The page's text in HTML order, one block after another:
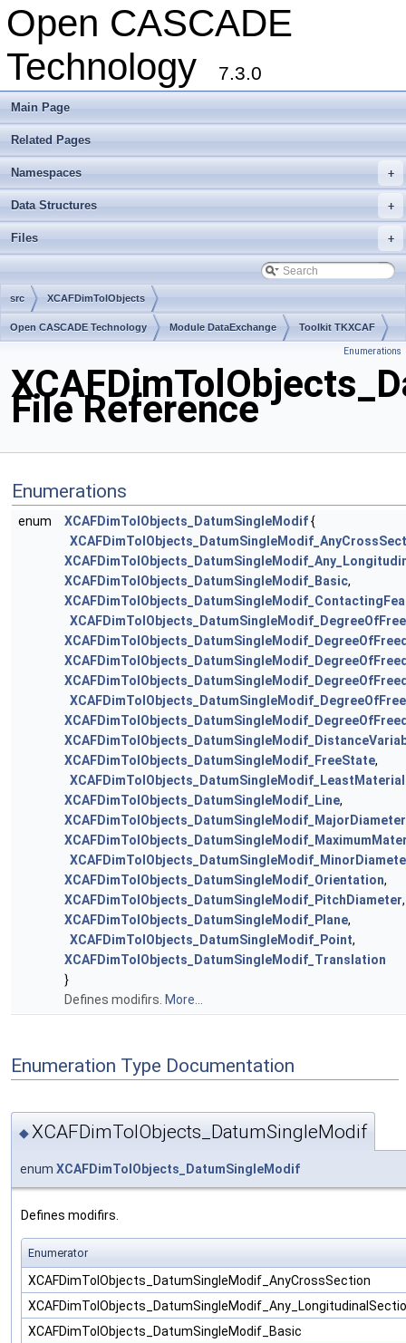
Open CASCADE
Technology
7.3.0
Main Page
Related Pages
+
Namespaces
+
Data Structures
+
Files
src XCAFDimTolObjects
Open CASCADE Technology Module DataExchange Toolkit TKXCAF
Enumerations
File Reference
Enumerations
enum XCAFDimTolObjects_DatumSingleModif{
XCAFDimTolObjects_DatumSingleModif_Basic,
XCAFDimTolObjects_DatumSingleModif_FreeState,
XCAFDimTolObjects_DatumSingleModif_Line,
XCAFDimTolObjects_DatumSingleModif_MajorDiameter
XCAFDimTolObjects_DatumSingleModif_Orientation,
XCAFDimTolObjects_DatumSingleModif_PitchDiameter,
XCAFDimTolObjects_DatumSingleModif_Plane,
XCAFDimTolObjects_DatumSingleModif_Point,
XCAFDimTolObjects_DatumSingleModif_Translation
}
Defines modifirs. More...
Enumeration Type Documentation
◆XCAFDimTolObjects_DatumSingleModif
enum XCAFDimTolObjects_DatumSingleModif
Defines modifirs.
Enumerator
XCAFDimTolObjects_DatumSingleModif_AnyCrossSection
XCAFDimTolObjects_DatumSingleModif_Basic